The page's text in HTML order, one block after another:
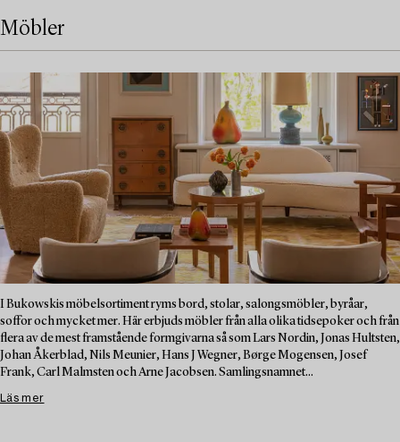
Möbler
I Bukowskis möbelsortiment ryms bord, stolar, salongsmöbler, byråar,
soffor och mycket mer. Här erbjuds möbler från alla olika tidsepoker och från
flera av de mest framstående formgivarna så som Lars Nordin, Jonas Hultsten,
Johan Åkerblad, Nils Meunier, Hans J Wegner, Børge Mogensen, Josef
Frank, Carl Malmsten och Arne Jacobsen. Samlingsnamnet...
Läs mer